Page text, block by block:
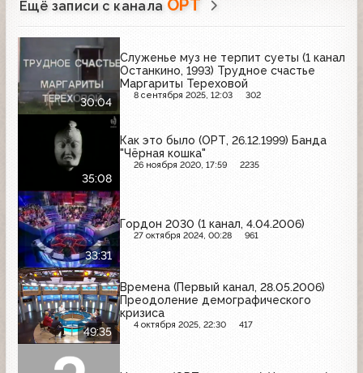
Ещё записи с канала ОРТ
30:04
Служенье муз не терпит суеты (1 канал
Останкино, 1993) Трудное счастье
Маргариты Тереховой
8 сентября 2025, 12:03 302
35:08
Как это было (ОРТ, 26.12.1999) Банда
"Чёрная кошка"
26 ноября 2020, 17:59 2235
33:31
Гордон 2030 (1 канал, 4.04.2006)
27 октября 2024, 00:28 961
49:35
Времена (Первый канал, 28.05.2006)
Преодоление демографического
кризиса
4 октября 2025, 22:30 417